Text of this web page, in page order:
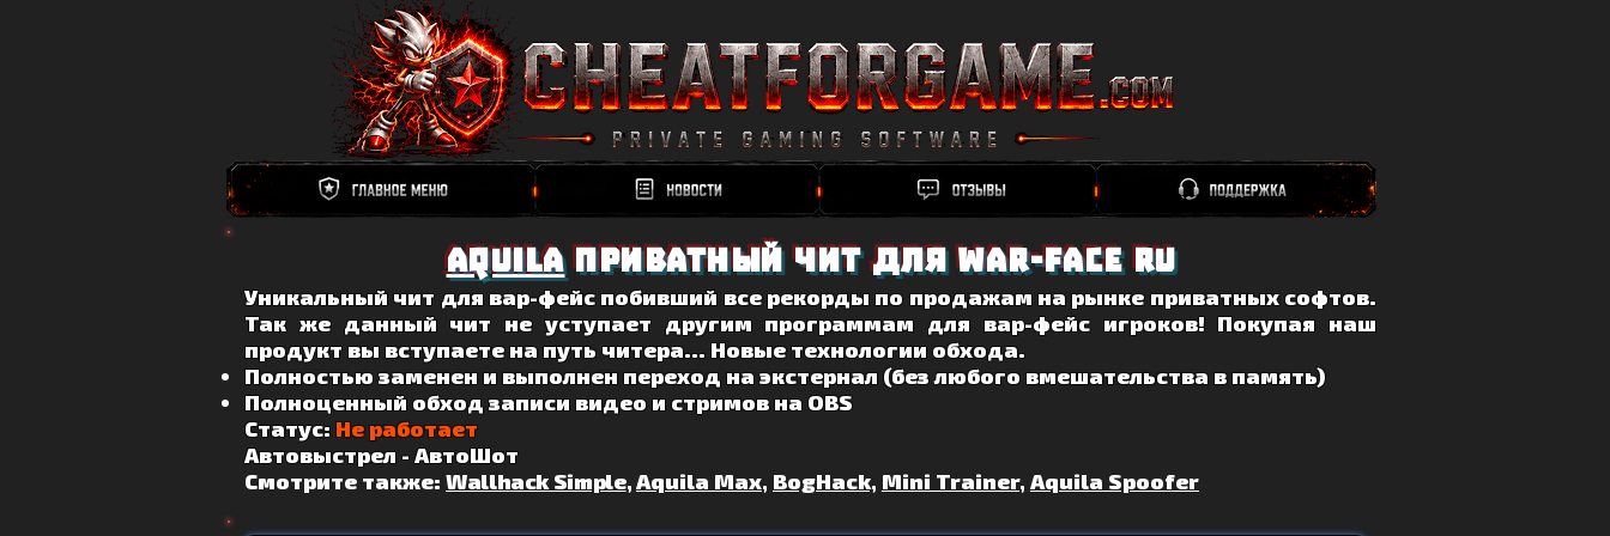
aquilaПриватный чит для war-face ru
Уникальный чит для вар-фейс побивший все рекорды по продажам на рынке приватных софтов.
Так же данный чит не уступает другим программам для вар-фейс игроков! Покупая наш
продукт вы вступаете на путь читера... Новые технологии обхода.
Полностью заменен и выполнен переход на экстернал (без любого вмешательства в память)
Полноценный обход записи видео и стримов на OBS
Статус: Не работает
Автовыстрел - АвтоШот
Смотрите также: Wallhack Simple,Aquila Max, BogHack, Mini Trainer, Aquila Spoofer